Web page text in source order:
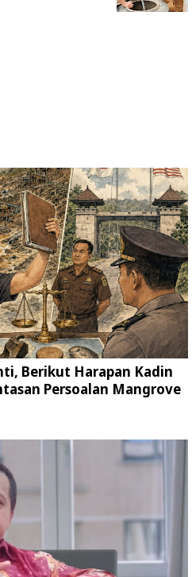
Berikut Harapan Kadin
Persoalan Mangrove